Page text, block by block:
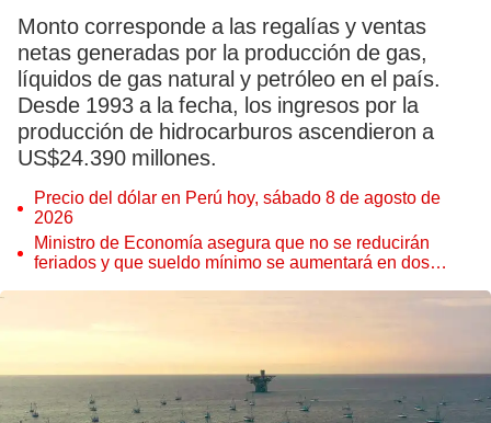
Monto corresponde a las regalías y ventas
netas generadas por la producción de gas,
líquidos de gas natural y petróleo en el país.
Desde 1993 a la fecha, los ingresos por la
producción de hidrocarburos ascendieron a
US$24.390 millones.
Precio del dólar en Perú hoy, sábado 8 de agosto de
2026
Ministro de Economía asegura que no se reducirán
feriados y que sueldo mínimo se aumentará en dos